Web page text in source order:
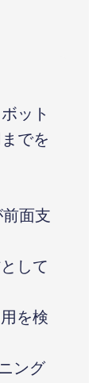
ット
でを
面支
して
を検
ング